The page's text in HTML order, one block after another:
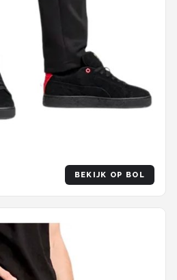
BEKIJK OP BOL